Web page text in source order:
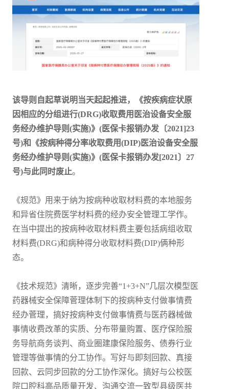
该导则自起草说明当天起起推进，《按疾病症状原
因相应的分组进行(DRG)收取费用医治设备安全服
务经办维护导则(实施)》(医保卡报销办发〔2021]23
号)和《按病种得分率收取费用(DIP)医治设备安全服
务经办维护导则(实施)》(医保卡报销办发[2021〕27
号)与此同时废止。
《规范》用来于纳为按病种收取材料费的本地服务
和异省住院费医学材料费的经办安全管理工学作。
在当中提出的按病种收取材料费主要包括病组收取
材料费(DRG)和病种得分收取材料费(DIP)俩种形
态。
《技术规范》清晰，逐步完善“1+3+N”几层次模型医
药器械安全保障菅理体制下的按病种支付做事情费
经办菅理，搞好按病种支付做事情费与医药器械做
事情收费改革的实质、分布带量购置、医疗保险服
务导航商务谈判、商业圈建康保险服务、债券行业
管理等做事情的分工协作。写好与即刻回款、真接
回款、云同步回款的分工协作深化。搞好与公校医
院口腔科高品质量开发、沟通交流一致型县级医共